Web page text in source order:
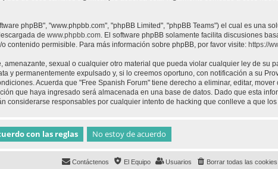
phpBB", "www.phpbb.com", "phpBB Limited", "phpBB Teams") el cual es una
de www.phpbb.com . El software phpBB solamente facilita discusiones
contenido permisible. Para más información sobre phpBB, por favor visite: https://
sexual o cualquier otro material que pueda violar cualquier ley de su
y permanentemente expulsado y, si lo creemos oportuno, con notificación a su
Acuerda que "Free Spanish Forum" tiene derecho a eliminar, editar,
que haya ingresado será almacenada en una base de datos. Dado que esta
considerarse responsables por cualquier intento de hacking que conlleve a que
Borrar todas las cookies
Usuarios
El Equipo
Contáctenos